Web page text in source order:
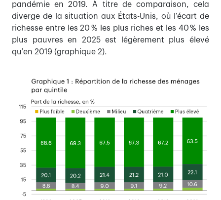
pandémie en 2019. À titre de comparaison, cela
diverge de la situation aux États-Unis, où l’écart de
richesse entre les 20 % les plus riches et les 40 % les
plus pauvres en 2025 est légèrement plus élevé
qu’en 2019 (graphique 2).